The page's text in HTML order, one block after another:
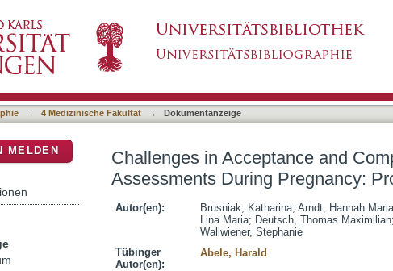
Acceptance and Compliance in Digital Health
Study
→ 4 Medizinische Fakultät → Dokumentanzeige
Challenges in Acceptance and
Assessments During Pregnancy:
Autor(en): Brusniak, Katharina; Arndt, Hannah Maria
Lina Maria; Deutsch, Thomas Maximilian;
Wallwiener, Stephanie
Tübinger
Autor(en):
Abele, Harald
MELDEN